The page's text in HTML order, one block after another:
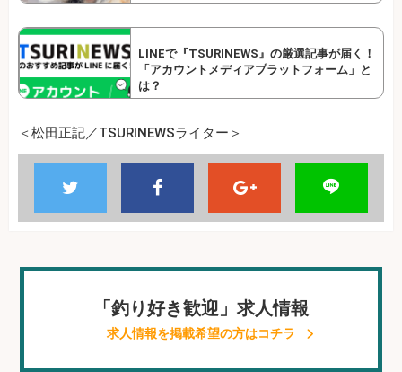
LINEで『TSURINEWS』の厳選記事が届く！
「アカウントメディアプラットフォーム」と
は？
＜松田正記／TSURINEWSライター＞
「釣り好き歓迎」求人情報
求人情報を掲載希望の方はコチラ